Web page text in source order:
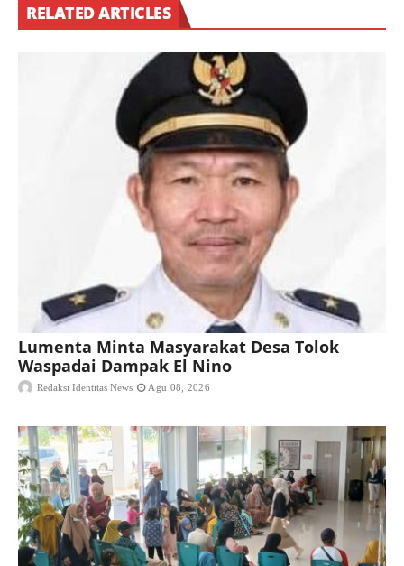
RELATED ARTICLES
Lumenta Minta Masyarakat Desa Tolok
Waspadai Dampak El Nino
Redaksi Identitas News Agu 08, 2026